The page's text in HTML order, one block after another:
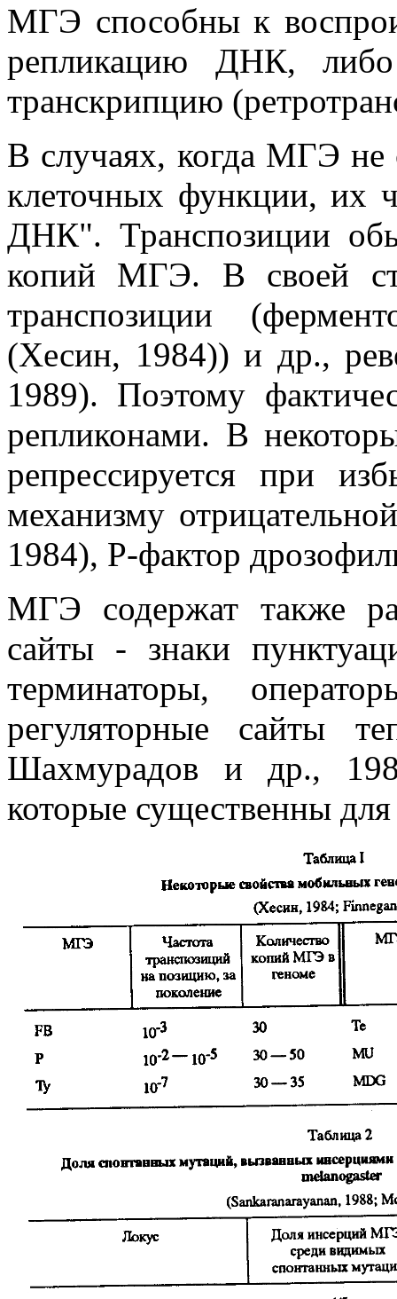
МГЭ способны к
репликацию ДНК,
транскрипцию
В случаях, когда МГЭ
клеточных функции, их
ДНК". Транспозиции
копий МГЭ. В своей
транспозиции
(Хесин, 1984)) и др.,
1989). Поэтому
репликонами. В
репрессируется при
механизму
1984), Р-фактор
МГЭ содержат также
сайты - знаки
терминаторы,
регуляторные сайты
Шахмурадов и др.,
которые существенны